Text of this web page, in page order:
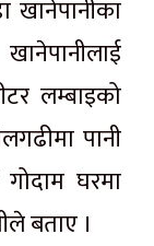
लम्बाइको
पानी
घरमा
बताए ।